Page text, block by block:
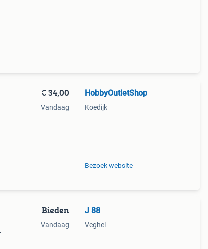
€ 34,00
Vandaag
HobbyOutletShop
Koedijk
Bezoek website
Bieden
Vandaag
J 88
Veghel